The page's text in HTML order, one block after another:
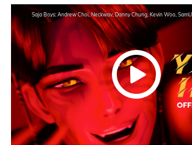
Saja Boys: Andrew Choi, Neckwav, Danny Chung, Kevin Woo,